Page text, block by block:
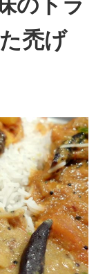
のトラ
禿げ